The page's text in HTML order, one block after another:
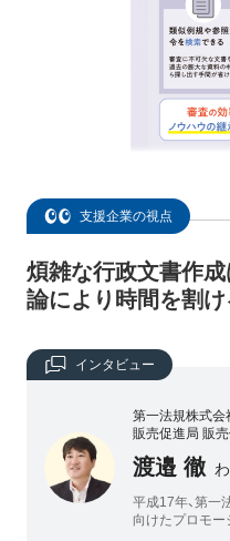
支援企業の視点
煩雑な行政文書作成
論により時間を割
インタビュー
第一法規株式会
販売促進局 販
渡邉 徹
平成17年、第一
向けたプロモー